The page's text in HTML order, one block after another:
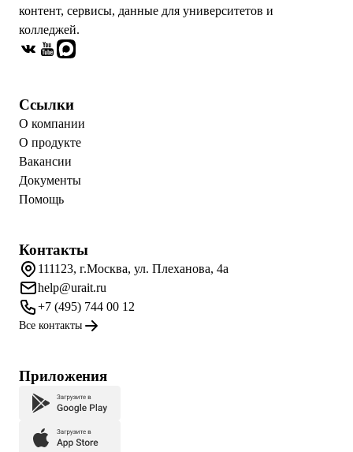
контент, сервисы, данные для университетов и
колледжей.
Ссылки
О компании
О продукте
Вакансии
Документы
Помощь
Контакты
111123, г.Москва, ул. Плеханова, 4а
help@urait.ru
+7 (495) 744 00 12
Все контакты
Приложения